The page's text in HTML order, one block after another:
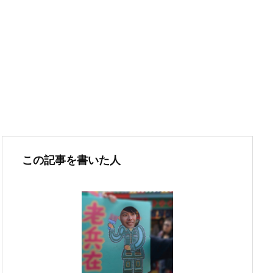
この記事を書いた人